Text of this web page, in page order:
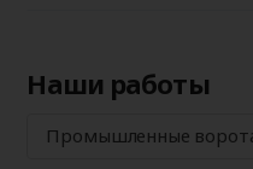
Наши работы
Промышленные